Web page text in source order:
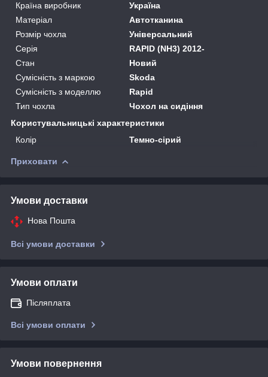
Країна виробник
Україна
Матеріал
Автотканина
Розмір чохла
Універсальний
Серія
RAPID (NH3) 2012-
Стан
Новий
Сумісність з маркою
Skoda
Сумісність з моделлю
Rapid
Тип чохла
Чохол на сидіння
Користувальницькі характеристики
Колір
Темно-сірий
Приховати
Умови доставки
Нова Пошта
Всі умови доставки
Умови оплати
Післяплата
Всі умови оплати
Умови повернення